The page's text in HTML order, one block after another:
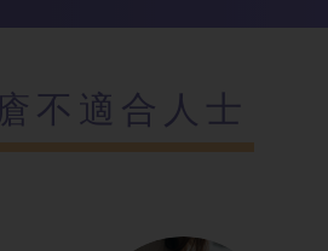
不適合人士